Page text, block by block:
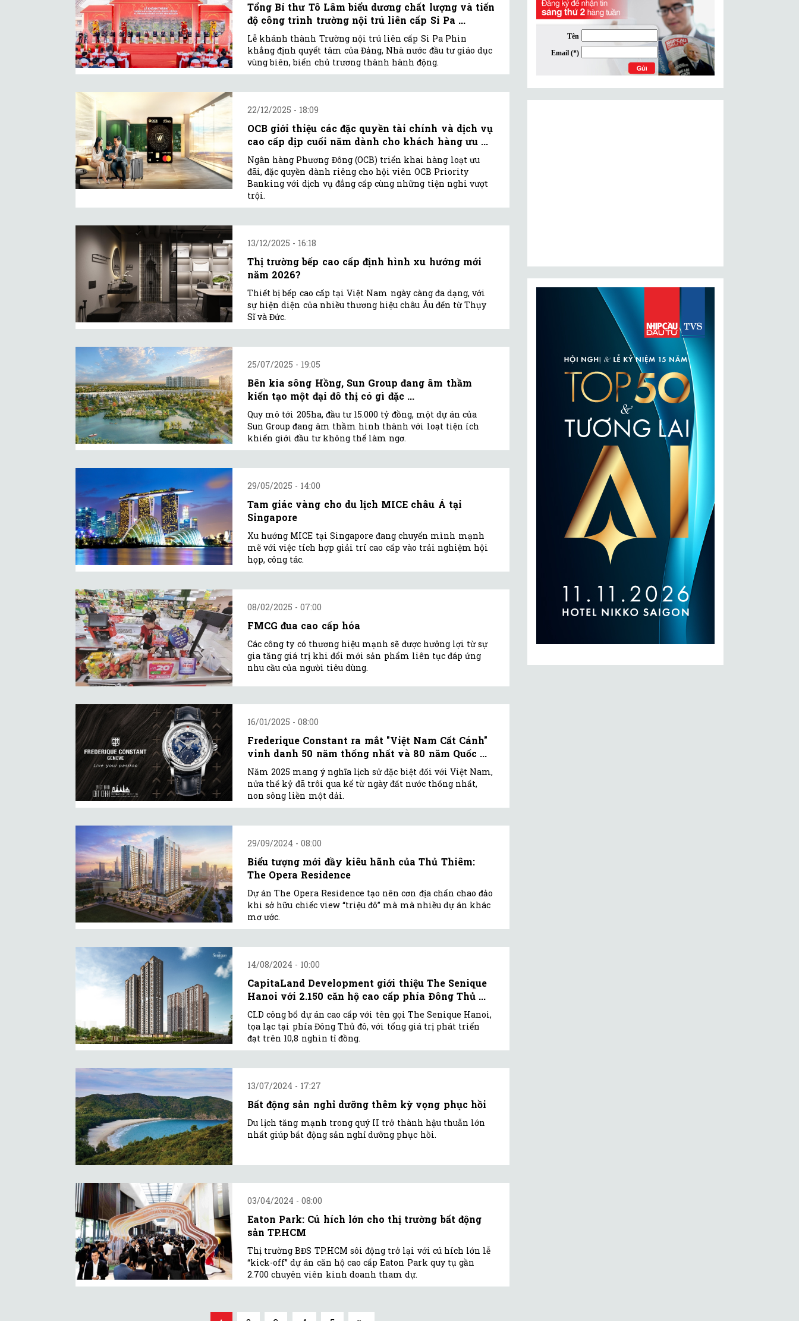
Tổng Bí thư Tô Lâm biểu dương chất lượng và tiến
độ công trình trường nội trú liên cấp Si Pa ...
Lễ khánh thành Trường nội trú liên cấp Si Pa Phìn
khẳng định quyết tâm của Đảng, Nhà nước đầu tư giáo dục
vùng biên, biến chủ trương thành hành động.
22/12/2025 - 18:09
OCB giới thiệu các đặc quyền tài chính và dịch vụ
cao cấp dịp cuối năm dành cho khách hàng ưu ...
Ngân hàng Phương Đông (OCB) triển khai hàng loạt ưu
đãi, đặc quyền dành riêng cho hội viên OCB Priority
Banking với dịch vụ đẳng cấp cùng những tiện nghi vượt
trội.
13/12/2025 - 16:18
Thị trường bếp cao cấp định hình xu hướng mới
năm 2026?
Thiết bị bếp cao cấp tại Việt Nam ngày càng đa dạng, với
sự hiện diện của nhiều thương hiệu châu Âu đến từ Thụy
Sĩ và Đức.
25/07/2025 - 19:05
Bên kia sông Hồng, Sun Group đang âm thầm
kiến tạo một đại đô thị có gì đặc ...
Quy mô tới 205ha, đầu tư 15.000 tỷ đồng, một dự án của
Sun Group đang âm thầm hình thành với loạt tiện ích
khiến giới đầu tư không thể làm ngơ.
29/05/2025 - 14:00
Tam giác vàng cho du lịch MICE châu Á tại
Singapore
Xu hướng MICE tại Singapore đang chuyển mình mạnh
mẽ với việc tích hợp giải trí cao cấp vào trải nghiệm hội
họp, công tác.
08/02/2025 - 07:00
FMCG đua cao cấp hóa
Các công ty có thương hiệu mạnh sẽ được hưởng lợi từ sự
gia tăng giá trị khi đổi mới sản phẩm liên tục đáp ứng
nhu cầu của người tiêu dùng.
16/01/2025 - 08:00
Frederique Constant ra mắt "Việt Nam Cất Cánh"
vinh danh 50 năm thống nhất và 80 năm Quốc ...
Năm 2025 mang ý nghĩa lịch sử đặc biệt đối với Việt Nam,
nửa thế kỷ đã trôi qua kể từ ngày đất nước thống nhất,
non sông liền một dải.
29/09/2024 - 08:00
Biểu tượng mới đầy kiêu hãnh của Thủ Thiêm:
The Opera Residence
Dự án The Opera Residence tạo nên cơn địa chấn chao đảo
khi sở hữu chiếc view “triệu đô” mà mà nhiều dự án khác
mơ ước.
14/08/2024 - 10:00
CapitaLand Development giới thiệu The Senique
Hanoi với 2.150 căn hộ cao cấp phía Đông Thủ ...
CLD công bố dự án cao cấp với tên gọi The Senique Hanoi,
tọa lạc tại phía Đông Thủ đô, với tổng giá trị phát triển
đạt trên 10,8 nghìn tỉ đồng.
13/07/2024 - 17:27
Bất động sản nghỉ dưỡng thêm kỳ vọng phục hồi
Du lịch tăng mạnh trong quý II trở thành hậu thuẫn lớn
nhất giúp bất động sản nghỉ dưỡng phục hồi.
03/04/2024 - 08:00
Eaton Park: Cú hích lớn cho thị trường bất động
sản TP.HCM
Thị trường BĐS TP.HCM sôi động trở lại với cú hích lớn lễ
“kick-off” dự án căn hộ cao cấp Eaton Park quy tụ gần
2.700 chuyên viên kinh doanh tham dự.